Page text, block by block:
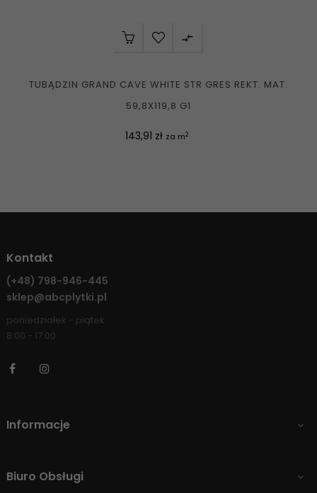

TUBĄDZIN GRAND CAVE WHITE STR GRES REKT. MAT.
59,8X119,8 G1
Cena
143,91 zł za m2
Kontakt
(+48) 798-946-445
sklep@abcplytki.pl
poniedziałek - piątek
8:00 - 17:00
Facebook
Informacje 
Biuro Obsługi 